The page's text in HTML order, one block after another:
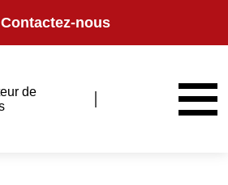
Contactez-nous